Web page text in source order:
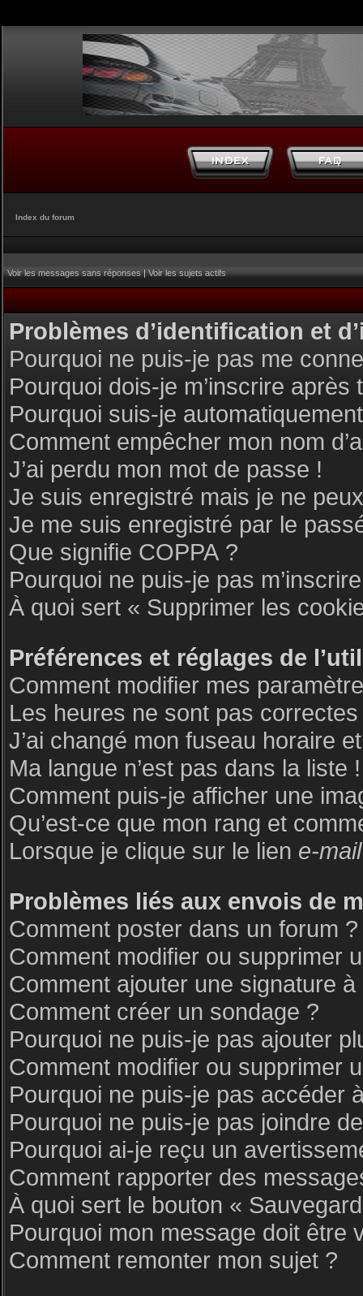
Index du forum
Voir les messages sans réponses|Voir les sujets actifs
Problèmes d’identification et
Pourquoi ne puis-je pas me
Pourquoi dois-je m’inscrire après
Pourquoi suis-je
Comment empêcher mon nom
J’ai perdu mon mot de passe !
Je suis enregistré mais je ne
Je me suis enregistré par le
Que signifie COPPA ?
Pourquoi ne puis-je pas
À quoi sert « Supprimer les
Préférences et réglages de
Comment modifier mes
Les heures ne sont pas correctes
J’ai changé mon fuseau horaire
Ma langue n’est pas dans la liste !
Comment puis-je afficher une
Qu’est-ce que mon rang et
Lorsque je clique sur le lien e-mail
Problèmes liés aux envois de
Comment poster dans un forum ?
Comment modifier ou supprimer
Comment ajouter une signature
Comment créer un sondage ?
Pourquoi ne puis-je pas ajouter
Comment modifier ou supprimer
Pourquoi ne puis-je pas accéder
Pourquoi ne puis-je pas joindre
Pourquoi ai-je reçu un
Comment rapporter des
À quoi sert le bouton «
Pourquoi mon message doit être
Comment remonter mon sujet ?